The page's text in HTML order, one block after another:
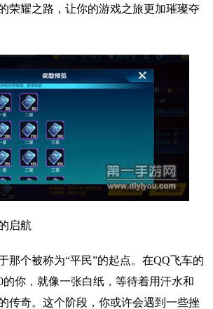
荣耀之路，让你的游戏之旅更加璀璨夺
启航
那个被称为“平民”的起点。在QQ飞车的
你，就像一张白纸，等待着用汗水和
传奇。这个阶段，你或许会遇到一些挫